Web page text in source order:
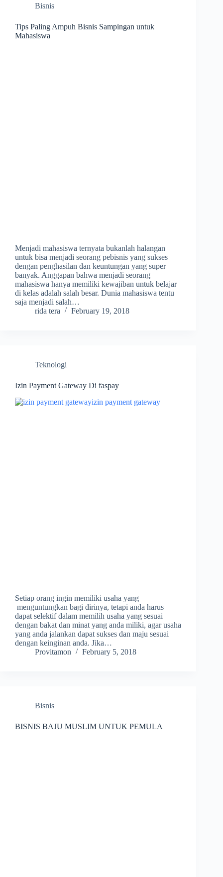
Bisnis
Tips Paling Ampuh Bisnis Sampingan untuk
Mahasiswa
Menjadi mahasiswa ternyata bukanlah halangan
untuk bisa menjadi seorang pebisnis yang sukses
dengan penghasilan dan keuntungan yang super
banyak. Anggapan bahwa menjadi seorang
mahasiswa hanya memiliki kewajiban untuk belajar
di kelas adalah salah besar. Dunia mahasiswa tentu
saja menjadi salah…
rida tera
February 19, 2018
Teknologi
Izin Payment Gateway Di faspay
Setiap orang ingin memiliki usaha yang
menguntungkan bagi dirinya, tetapi anda harus
dapat selektif dalam memilih usaha yang sesuai
dengan bakat dan minat yang anda miliki, agar usaha
yang anda jalankan dapat sukses dan maju sesuai
dengan keinginan anda. Jika…
Provitamon
February 5, 2018
Bisnis
BISNIS BAJU MUSLIM UNTUK PEMULA